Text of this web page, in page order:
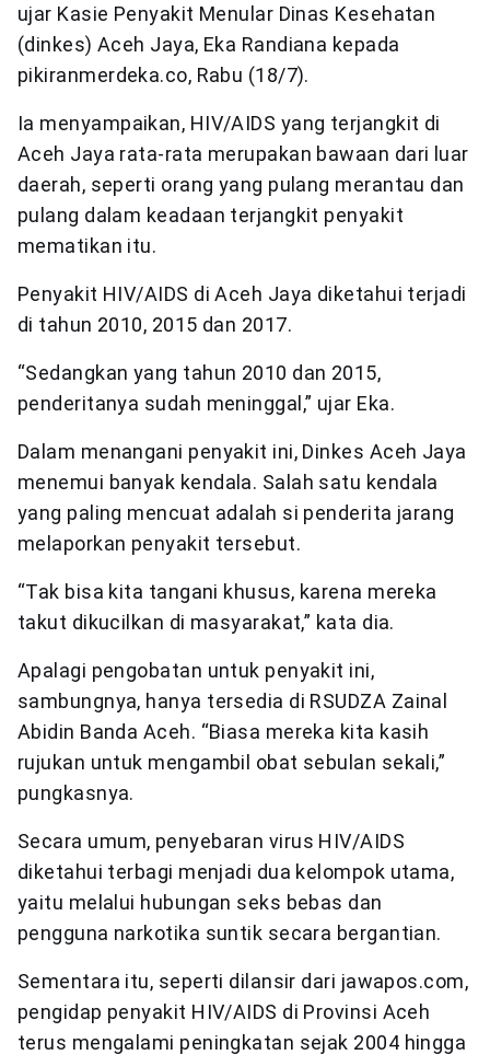
ujar Kasie Penyakit Menular Dinas Kesehatan
(dinkes) Aceh Jaya, Eka Randiana kepada
pikiranmerdeka.co, Rabu (18/7).
Ia menyampaikan, HIV/AIDS yang terjangkit di
Aceh Jaya rata-rata merupakan bawaan dari luar
daerah, seperti orang yang pulang merantau dan
pulang dalam keadaan terjangkit penyakit
mematikan itu.
Penyakit HIV/AIDS di Aceh Jaya diketahui terjadi
di tahun 2010, 2015 dan 2017.
“Sedangkan yang tahun 2010 dan 2015,
penderitanya sudah meninggal,” ujar Eka.
Dalam menangani penyakit ini, Dinkes Aceh Jaya
menemui banyak kendala. Salah satu kendala
yang paling mencuat adalah si penderita jarang
melaporkan penyakit tersebut.
“Tak bisa kita tangani khusus, karena mereka
takut dikucilkan di masyarakat,” kata dia.
Apalagi pengobatan untuk penyakit ini,
sambungnya, hanya tersedia di RSUDZA Zainal
Abidin Banda Aceh. “Biasa mereka kita kasih
rujukan untuk mengambil obat sebulan sekali,”
pungkasnya.
Secara umum, penyebaran virus HIV/AIDS
diketahui terbagi menjadi dua kelompok utama,
yaitu melalui hubungan seks bebas dan
pengguna narkotika suntik secara bergantian.
Sementara itu, seperti dilansir dari jawapos.com,
pengidap penyakit HIV/AIDS di Provinsi Aceh
terus mengalami peningkatan sejak 2004 hingga